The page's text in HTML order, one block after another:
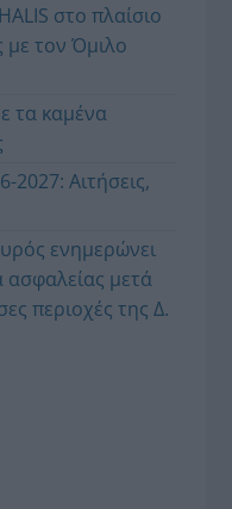
στο πλαίσιο
με τον Όμιλο
τα καμένα
2027: Αιτήσεις,
ενημερώνει
ασφαλείας μετά
περιοχές της Δ.